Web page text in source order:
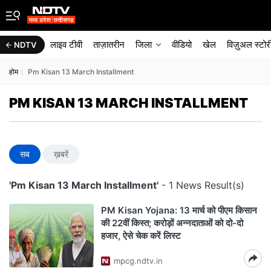
NDTV लाइव टीवी ताज़ातरीन जिला वीडियो खेल विज़ुअल
होम Pm Kisan 13 March Installment
PM KISAN 13 MARCH INSTALLMENT
सब ख़बरें
'Pm Kisan 13 March Installment' - 1 News Result(s)
PM Kisan Yojana: 13 मार्च को पीएम किसान
की 22वीं किस्त; करोड़ों अन्नदाताओं को दो-दो
हजार, ऐसे चेक करें लिस्ट
mpcg.ndtv.in